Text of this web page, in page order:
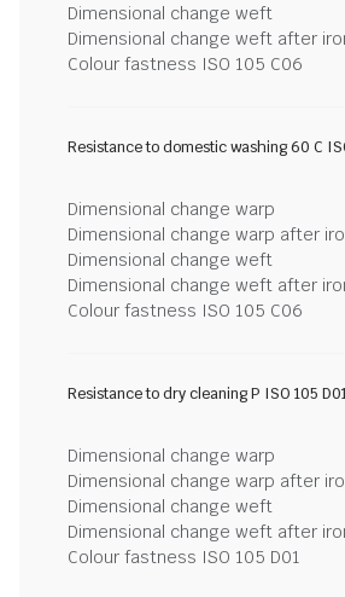
Dimensional change weft
Dimensional change weft after
Colour fastness ISO 105 C06
Resistance to domestic washing 60 C
Dimensional change warp
Dimensional change warp after
Dimensional change weft
Dimensional change weft after
Colour fastness ISO 105 C06
Resistance to dry cleaning P ISO 105
Dimensional change warp
Dimensional change warp after
Dimensional change weft
Dimensional change weft after
Colour fastness ISO 105 D01